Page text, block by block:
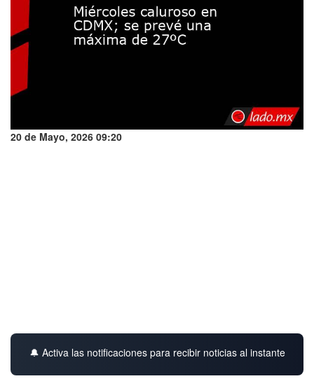
20 de Mayo, 2026 09:20
🔔 Activa las notificaciones para recibir noticias al instante